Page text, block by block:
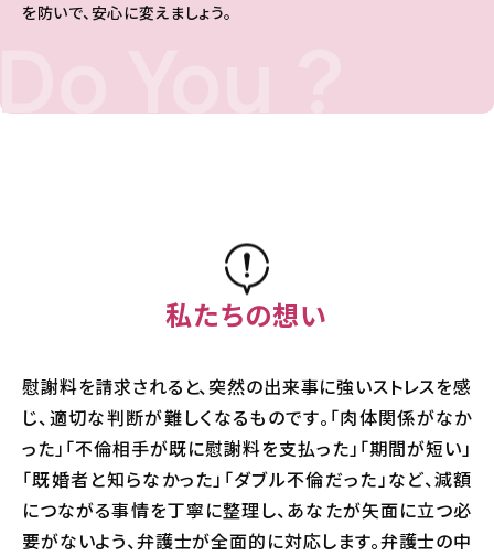
を防いで、安心に変えましょう。
You ?
私たちの想い
慰謝料を請求されると、突然の出来事に強いストレスを感
じ、適切な判断が難しくなるものです。「肉体関係がなか
った」「不倫相手が既に慰謝料を支払った」「期間が短い」
「既婚者と知らなかった」「ダブル不倫だった」など、減額
につながる事情を丁寧に整理し、あなたが矢面に立つ必
要がないよう、弁護士が全面的に対応します。弁護士の中